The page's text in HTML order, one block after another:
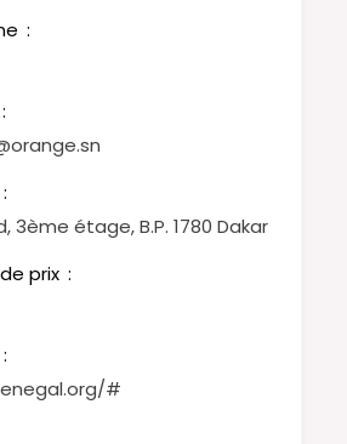
3ème étage, B.P. 1780 Dakar
prix
#